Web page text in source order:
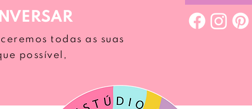
todas as suas
possível,